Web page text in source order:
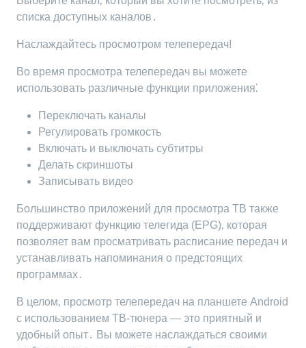
списка доступных каналов․
Наслаждайтесь просмотром телепередач!
Во время просмотра телепередач вы можете
использовать различные функции приложения⁚
Переключать каналы
Регулировать громкость
Включать и выключать субтитры
Делать скриншоты
Записывать видео
Большинство приложений для просмотра ТВ также
поддерживают функцию телегида (EPG)‚ которая
позволяет вам просматривать расписание передач и
устанавливать напоминания о предстоящих
программах․
В целом‚ просмотр телепередач на планшете Android
с использованием ТВ-тюнера ― это приятный и
удобный опыт․ Вы можете наслаждаться своими